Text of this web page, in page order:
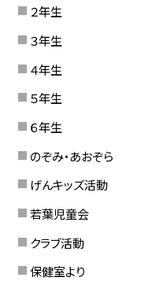
２年生
３年生
４年生
５年生
６年生
のぞみ・あおぞら
げんキッズ活動
若葉児童会
クラブ活動
保健室より